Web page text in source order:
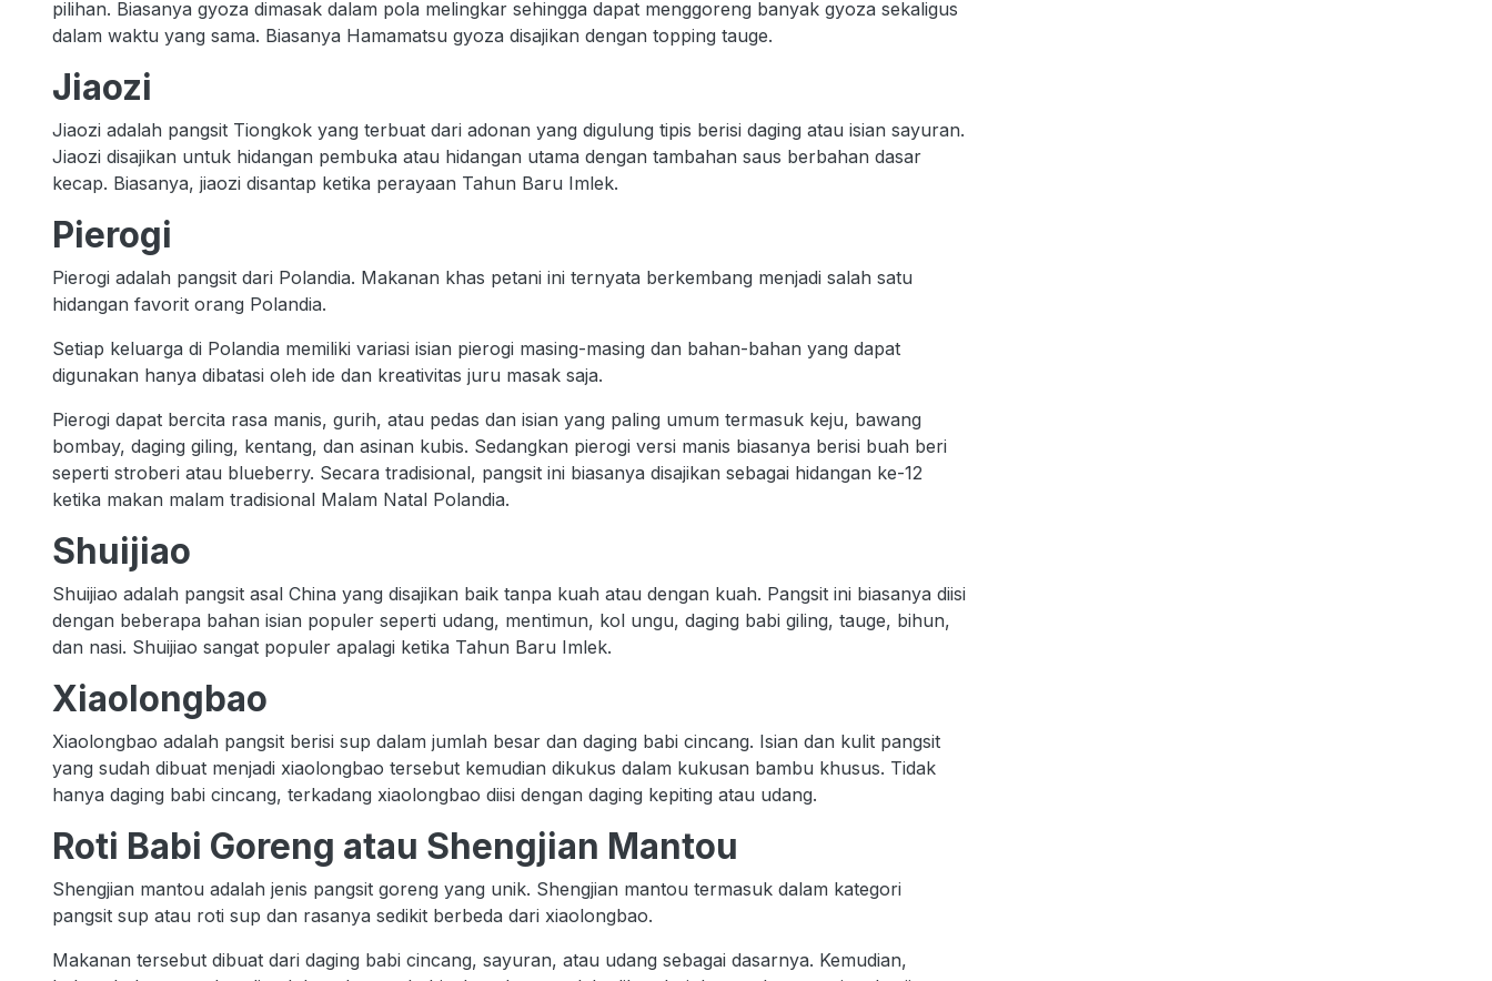
pilihan. Biasanya gyoza dimasak dalam pola melingkar sehingga dapat menggoreng banyak gyoza sekaligus
dalam waktu yang sama. Biasanya Hamamatsu gyoza disajikan dengan topping tauge.
Jiaozi
Jiaozi adalah pangsit Tiongkok yang terbuat dari adonan yang digulung tipis berisi daging atau isian sayuran.
Jiaozi disajikan untuk hidangan pembuka atau hidangan utama dengan tambahan saus berbahan dasar
kecap. Biasanya, jiaozi disantap ketika perayaan Tahun Baru Imlek.
Pierogi
Pierogi adalah pangsit dari Polandia. Makanan khas petani ini ternyata berkembang menjadi salah satu
hidangan favorit orang Polandia.
Setiap keluarga di Polandia memiliki variasi isian pierogi masing-masing dan bahan-bahan yang dapat
digunakan hanya dibatasi oleh ide dan kreativitas juru masak saja.
Pierogi dapat bercita rasa manis, gurih, atau pedas dan isian yang paling umum termasuk keju, bawang
bombay, daging giling, kentang, dan asinan kubis. Sedangkan pierogi versi manis biasanya berisi buah beri
seperti stroberi atau blueberry. Secara tradisional, pangsit ini biasanya disajikan sebagai hidangan ke-12
ketika makan malam tradisional Malam Natal Polandia.
Shuijiao
Shuijiao adalah pangsit asal China yang disajikan baik tanpa kuah atau dengan kuah. Pangsit ini biasanya diisi
dengan beberapa bahan isian populer seperti udang, mentimun, kol ungu, daging babi giling, tauge, bihun,
dan nasi. Shuijiao sangat populer apalagi ketika Tahun Baru Imlek.
Xiaolongbao
Xiaolongbao adalah pangsit berisi sup dalam jumlah besar dan daging babi cincang. Isian dan kulit pangsit
yang sudah dibuat menjadi xiaolongbao tersebut kemudian dikukus dalam kukusan bambu khusus. Tidak
hanya daging babi cincang, terkadang xiaolongbao diisi dengan daging kepiting atau udang.
Roti Babi Goreng atau Shengjian Mantou
Shengjian mantou adalah jenis pangsit goreng yang unik. Shengjian mantou termasuk dalam kategori
pangsit sup atau roti sup dan rasanya sedikit berbeda dari xiaolongbao.
Makanan tersebut dibuat dari daging babi cincang, sayuran, atau udang sebagai dasarnya. Kemudian,